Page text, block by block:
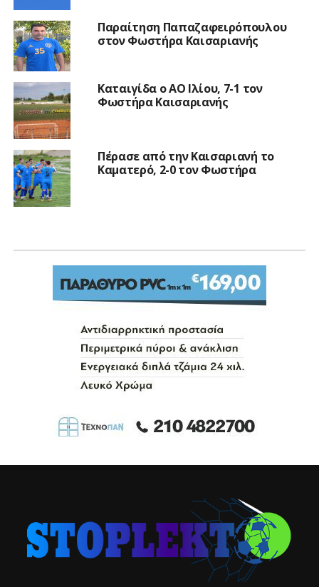
Παραίτηση Παπαζαφειρόπουλου
στον Φωστήρα Καισαριανής
Καταιγίδα ο ΑΟ Ιλίου, 7-1 τον
Φωστήρα Καισαριανής
Πέρασε από την Καισαριανή το
Καματερό, 2-0 τον Φωστήρα